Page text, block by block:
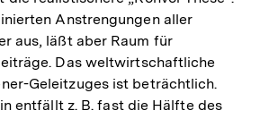
Anstrengungen aller
aus, läßt aber Raum für
Das weltwirtschaftliche
Geleitzuges ist beträchtlich.
entfällt z. B. fast die Hälfte des